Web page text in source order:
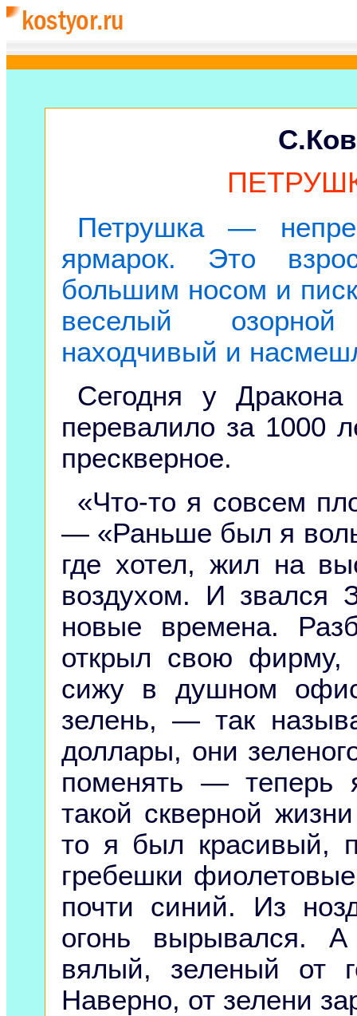
Петрушка —
ярмарок. Это
большим носом и
веселый
находчивый и
Сегодня у
перевалило за 1000
прескверное.
«Что-то я совсем
— «Раньше был я
где хотел, жил на
воздухом. И звался
новые времена.
открыл свою фирму,
сижу в душном
зелень, — так
доллары, они
поменять — теперь
такой скверной
то я был красивый,
гребешки
почти синий. Из
огонь вырывался.
вялый, зеленый от
Наверно, от зелени